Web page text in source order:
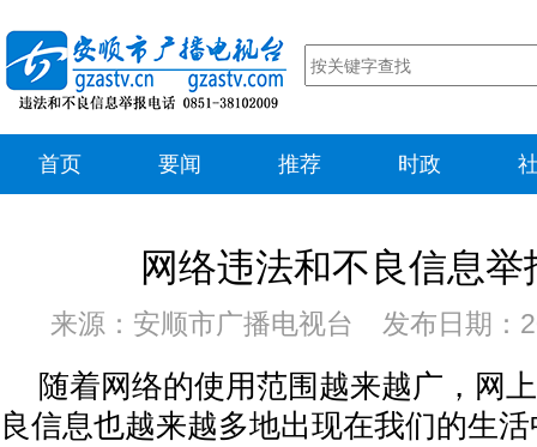
首页 要闻 推荐 时政
网络违法和不良信息举
来源：安顺市广播电视台 发布日期：
随着网络的使用范围越来越广，网
良信息也越来越多地出现在我们的生